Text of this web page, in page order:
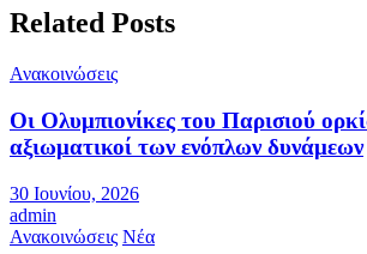
Related Posts
Ανακοινώσεις
Οι Ολυμπιονίκες του Παρισιού
αξιωματικοί των ενόπλων δυνάμεων
30 Ιουνίου, 2026
admin
Ανακοινώσεις Νέα